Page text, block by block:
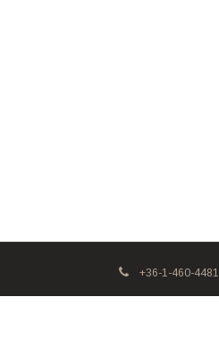
+36-1-460-4481